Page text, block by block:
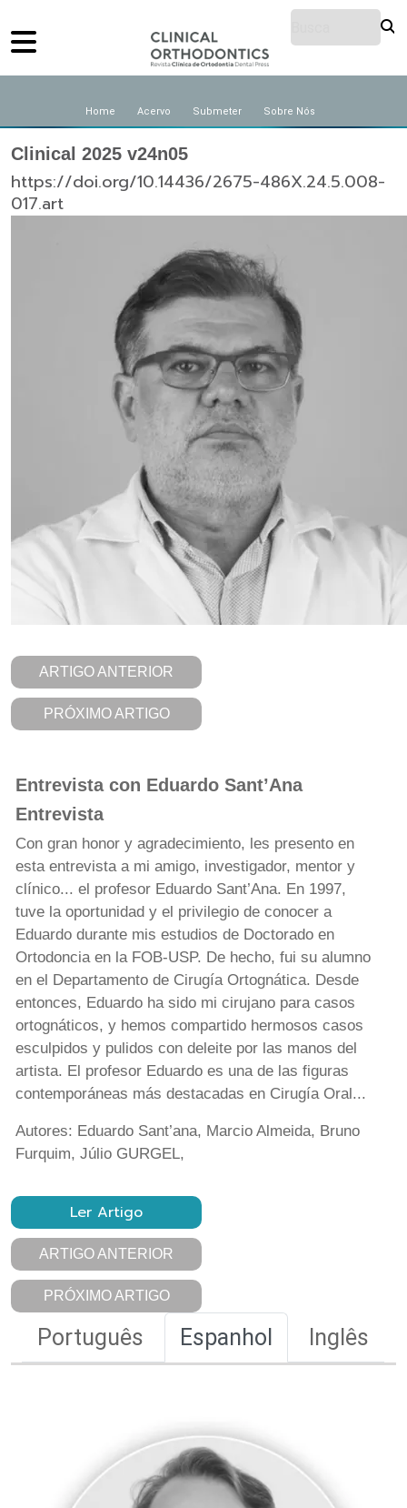
Home Acervo Submeter Sobre Nós
Clinical 2025 v24n05
https://doi.org/10.14436/2675-486X.24.5.008-
017.art
ARTIGO ANTERIOR
PRÓXIMO ARTIGO
Entrevista con Eduardo Sant’Ana
Entrevista
Con gran honor y agradecimiento, les presento en
esta entrevista a mi amigo, investigador, mentor y
clínico... el profesor Eduardo Sant’Ana. En 1997,
tuve la oportunidad y el privilegio de conocer a
Eduardo durante mis estudios de Doctorado en
Ortodoncia en la FOB-USP. De hecho, fui su alumno
en el Departamento de Cirugía Ortognática. Desde
entonces, Eduardo ha sido mi cirujano para casos
ortognáticos, y hemos compartido hermosos casos
esculpidos y pulidos con deleite por las manos del
artista. El profesor Eduardo es una de las figuras
contemporáneas más destacadas en Cirugía Oral...
Autores: Eduardo Sant’ana, Marcio Almeida, Bruno
Furquim, Júlio GURGEL,
Ler Artigo
ARTIGO ANTERIOR
PRÓXIMO ARTIGO
Português Espanhol Inglês